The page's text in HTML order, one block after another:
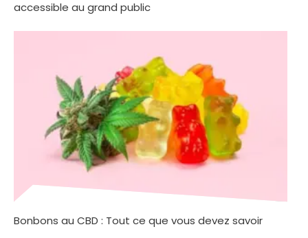
accessible au grand public
Bonbons au CBD : Tout ce que vous devez savoir